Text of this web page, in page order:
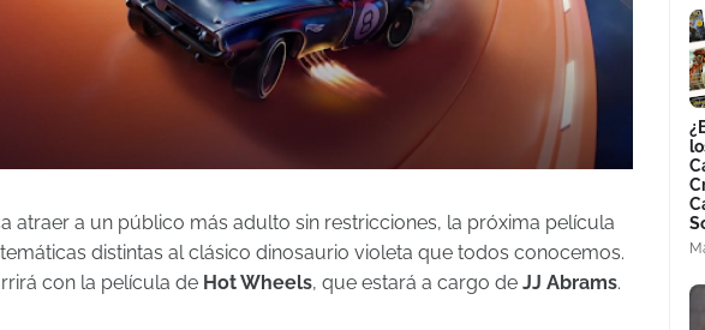
atraer a un público más adulto sin restricciones, la próxima película
distintas al clásico dinosaurio violeta que todos conocemos.
con la película de Hot Wheels, que estará a cargo de JJ Abrams.